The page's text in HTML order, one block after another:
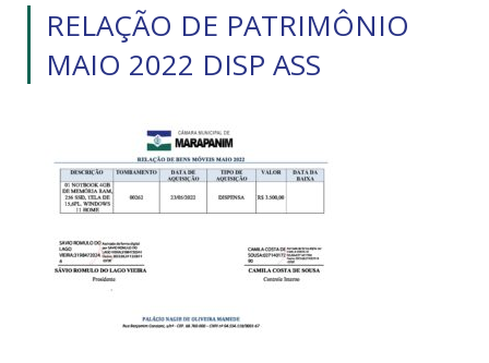
RELAÇÃO DE PATRIMÔNIO
MAIO 2022 DISP ASS